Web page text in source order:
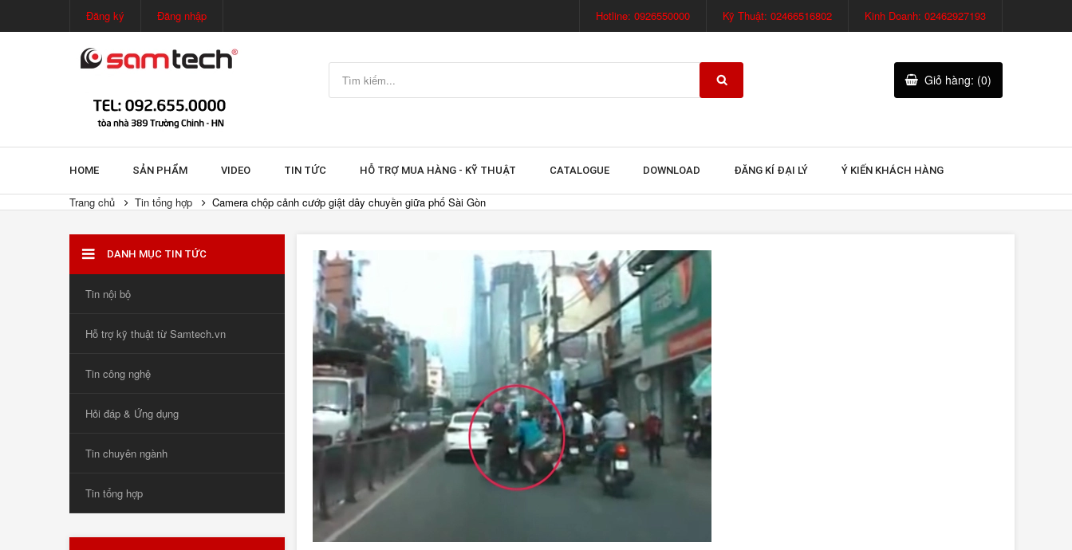
Đăng ký Đăng nhập Hotline: 0926550000 Kỹ Thuật: 02466516802 Kinh Doanh: 02462927193
Giỏ hàng: (0)
HOME SẢN PHẨM VIDEO TIN TỨC HỖ TRỢ MUA HÀNG - KỸ THUẬT CATALOGUE DOWNLOAD ĐĂNG KÍ ĐẠI LÝ Ý KIẾN KHÁCH HÀNG
Trang chủ Tin tổng hợp Camera chộp cảnh cướp giật dây chuyền giữa phố Sài Gòn
DANH MỤC TIN TỨC
Tin nội bộ
Hỗ trợ kỹ thuật từ Samtech.vn
Tin công nghệ
Hỏi đáp & Ứng dụng
Tin chuyên ngành
Tin tổng hợp